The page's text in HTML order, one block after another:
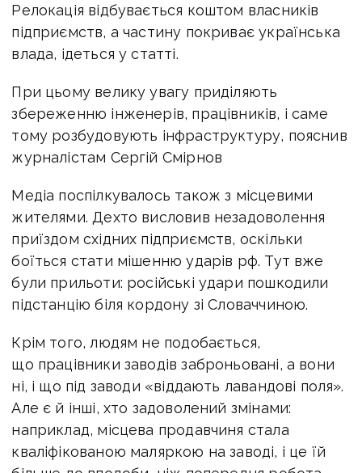
Релокація відбувається коштом власників
підприємств, а частину покриває українська
влада, ідеться у статті.
При цьому велику увагу приділяють
збереженню інженерів, працівників, і саме
тому розбудовують інфраструктуру, пояснив
журналістам Сергій Смірнов
Медіа поспілкувалось також з місцевими
жителями. Дехто висловив незадоволення
приїздом східних підприємств, оскільки
боїться стати мішенню ударів рф. Тут вже
були прильоти: російські удари пошкодили
підстанцію біля кордону зі Словаччиною.
Крім того, людям не подобається,
що працівники заводів заброньовані, а вони
ні, і що під заводи «віддають лавандові поля».
Але є й інші, хто задоволений змінами:
наприклад, місцева продавчиня стала
кваліфікованою маляркою на заводі, і це їй